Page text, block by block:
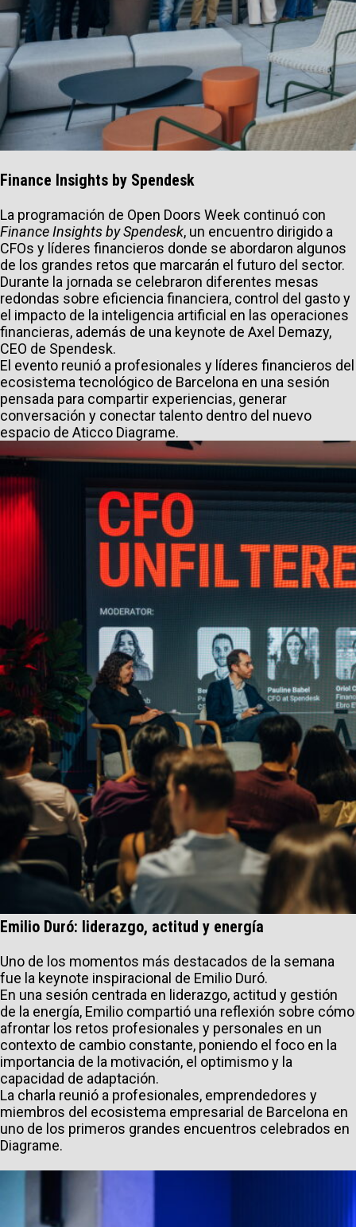
Finance Insights by Spendesk
La programación de Open Doors Week continuó con
Finance Insights by Spendesk, un encuentro dirigido a
CFOs y líderes financieros donde se abordaron algunos
de los grandes retos que marcarán el futuro del sector.
Durante la jornada se celebraron diferentes mesas
redondas sobre eficiencia financiera, control del gasto y
el impacto de la inteligencia artificial en las operaciones
financieras, además de una keynote de Axel Demazy,
CEO de Spendesk.
El evento reunió a profesionales y líderes financieros del
ecosistema tecnológico de Barcelona en una sesión
pensada para compartir experiencias, generar
conversación y conectar talento dentro del nuevo
espacio de Aticco Diagrame.
Emilio Duró: liderazgo, actitud y energía
Uno de los momentos más destacados de la semana
fue la keynote inspiracional de Emilio Duró.
En una sesión centrada en liderazgo, actitud y gestión
de la energía, Emilio compartió una reflexión sobre cómo
afrontar los retos profesionales y personales en un
contexto de cambio constante, poniendo el foco en la
importancia de la motivación, el optimismo y la
capacidad de adaptación.
La charla reunió a profesionales, emprendedores y
miembros del ecosistema empresarial de Barcelona en
uno de los primeros grandes encuentros celebrados en
Diagrame.